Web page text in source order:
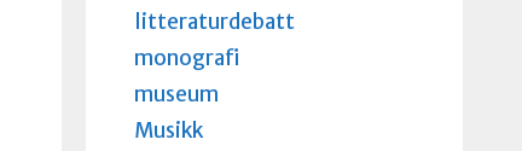
litteraturdebatt
monografi
museum
Musikk